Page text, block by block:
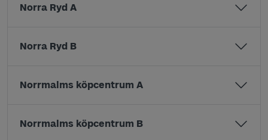
Norra Ryd A
Norra Ryd B
Norrmalms köpcentrum A
Norrmalms köpcentrum B